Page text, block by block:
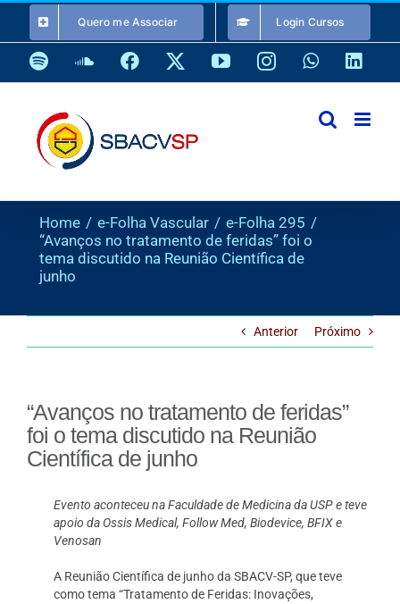
o
conteúdo
Quero me Associar Login Cursos
SpotifySoundCloud
Facebook YouTubeInstagramWhatsApp
Home e-Folha Vascular
e-Folha 295
“Avanços no tratamento de feridas” foi o
tema discutido na Reunião Científica de
junho
Anterior Próximo
“Avanços no tratamento de feridas”
foi o tema discutido na Reunião
Científica de junho
Evento aconteceu na Faculdade de Medicina da USP e teve
apoio da Ossis Medical, Follow Med, Biodevice, BFIX e
Venosan
A Reunião Científica de junho da SBACV-SP, que teve
como tema “Tratamento de Feridas: Inovações,